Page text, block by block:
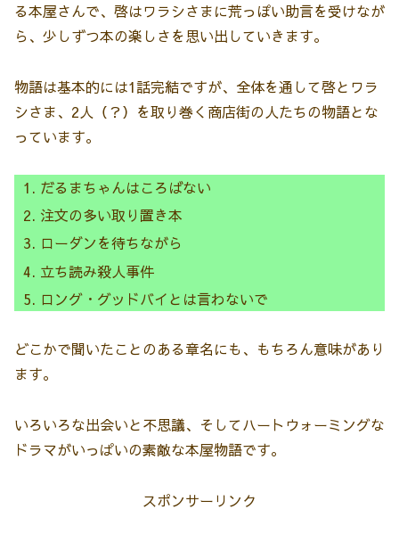
る本屋さんで、啓はワラシさまに荒っぽい助言を受けなが
ら、少しずつ本の楽しさを思い出していきます。
物語は基本的には1話完結ですが、全体を通して啓とワラ
シさま、2人（？）を取り巻く商店街の人たちの物語とな
っています。
だるまちゃんはころばない
注文の多い取り置き本
ローダンを待ちながら
立ち読み殺人事件
ロング・グッドバイとは言わないで
どこかで聞いたことのある章名にも、もちろん意味があり
ます。
いろいろな出会いと不思議、そしてハートウォーミングな
ドラマがいっぱいの素敵な本屋物語です。
スポンサーリンク